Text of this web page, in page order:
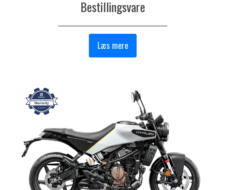
Bestillingsvare
Læs mere